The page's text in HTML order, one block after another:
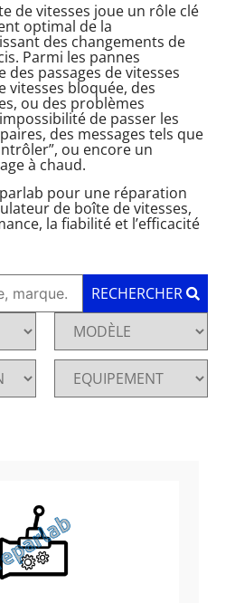
de vitesses joue un rôle clé
optimal de la
des changements de
Parmi les pannes
passages de vitesses
vitesses bloquée, des
ou des problèmes
de passer les
des messages tels que
ou encore un
à chaud.
pour une réparation
de boîte de vitesses,
la fiabilité et l’efficacité
RECHERCHER